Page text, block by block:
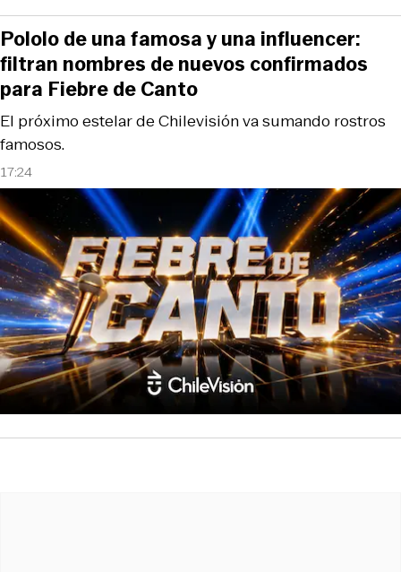
17:24
El próximo estelar de Chilevisión va sumando rostros
famosos.
Pololo de una famosa y una influencer:
filtran nombres de nuevos confirmados
para Fiebre de Canto